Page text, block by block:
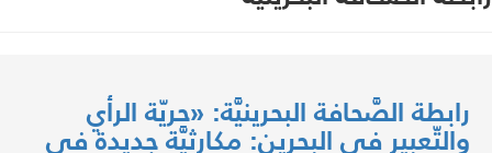
رابطة الصَّحافة البحرينيَّة: «حريّة الرأي
والتّعبير في البحرين: مكارثيَّة جديدة في